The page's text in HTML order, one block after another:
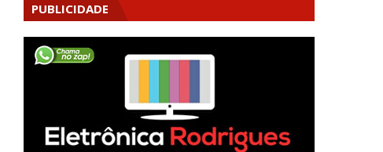
PUBLICIDADE